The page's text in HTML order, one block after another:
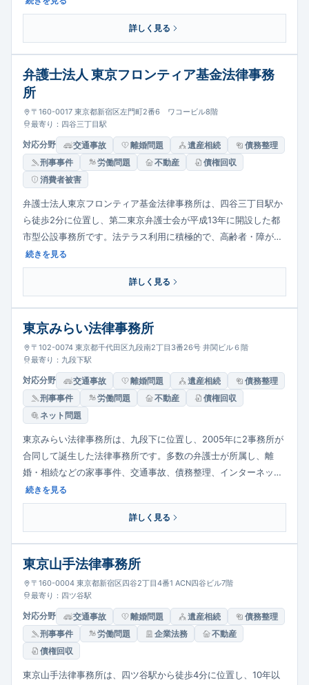
く対応。司法書士事務所を併設し登記案件にもワンストップで対
詳しく見る
弁護士法人 東京フロンティア基金法律事務
所
〒160-0017 東京都新宿区左門町2番6 ワコービル8階
最寄り：四谷三丁目駅
対応分野 交通事故 離婚問題 遺産相続
債務整理
刑事事件
労働問題 不動産
債権回収
消費者被害
弁護士法人東京フロンティア基金法律事務所は、四谷三丁目駅か
ら徒歩2分に位置し、第二東京弁護士会が平成13年に開設した都
市型公設事務所です。法テラス利用に積極的で、高齢者・障がい
者・ひとり親など司法アクセスが困難な方への支援に注力。離
婚・相続・債務整理・交通事故・刑事まで幅広く対応し、年間約
800件の相談を受けています。
続きを見る
詳しく見る
東京みらい法律事務所
〒102-0074 東京都千代田区九段南2丁目3番26号 井関ビル６階
最寄り：九段下駅
対応分野 交通事故 離婚問題 遺産相続
債務整理
刑事事件
労働問題 不動産
債権回収
ネット問題
東京みらい法律事務所は、九段下に位置し、2005年に2事務所が
合同して誕生した法律事務所です。多数の弁護士が所属し、離
婚・相続などの家事事件、交通事故、債務整理、インターネット
トラブル、労働、刑事まで幅広く対応。英語対応も可能で渉外案
件にも対応します。依頼者に親身かつスピーディーに向き合う姿
続きを見る
詳しく見る
東京山手法律事務所
〒160-0004 東京都新宿区四谷2丁目4番1 ACN四谷ビル7階
最寄り：四ツ谷駅
対応分野 交通事故 離婚問題 遺産相続
債務整理
刑事事件
労働問題 企業法務
不動産
債権回収
東京山手法律事務所は、四ツ谷駅から徒歩4分に位置し、10年以